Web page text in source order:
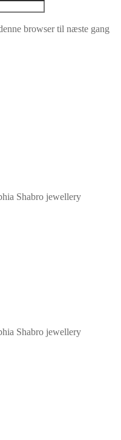
browser til næste gang
Shabro jewellery
Shabro jewellery